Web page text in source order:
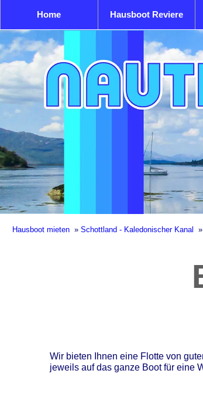
Home Hausboot Reviere
Hausboot mieten » Schottland - Kaledonischer Kanal »
Wir bieten Ihnen eine Flotte von
jeweils auf das ganze Boot für eine